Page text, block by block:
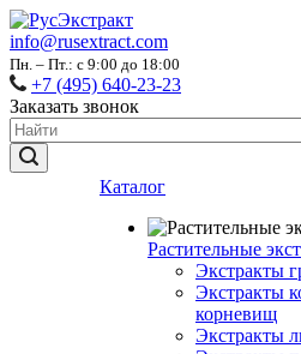
info@rusextract.com
Пн. – Пт.: с 9:00 до 18:00
+7 (495) 640-23-23
Заказать звонок
Каталог
Растительные
Экстракты
Экстракты
корневищ
Экстракты